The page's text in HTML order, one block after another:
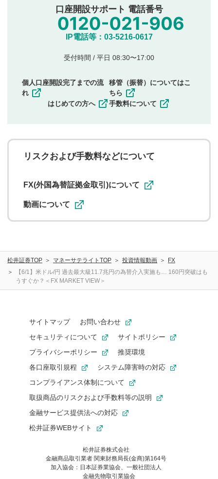
公序良俗に反する内容の投稿
氏名、住所、電話番号など個人を特定できる情報の
他のサイトへの誘導や営利目的、広告・宣伝を目
他者の権利（商標、著作権、その他の知的財産
その他当社が不適切と判断した投稿
一度投稿した評価およびコメントの変更・削除はできま
に関する著作者人格権を行使しないことに同意します。利
用者が投稿したコメントは、当社サービスの広告・宣伝、
ることがあります。
口座開設サポート 電話番号
IP電話等：03-5216-0617
受付時間 / 平日 08:30〜17:00
個人口座開設完了までの流
れ
はじめての方へ
移管（振替）についてはこ
ちら
手数料について
リスクおよび手数料などについて
FX(外国為替証拠金取引)について
動画について
松井証券TOP マネーサテライトTOP 投資情報動画
FX
【6/1】米ドル/円 過去最大級11.7兆円の為替介入実施も… 160円突破はも
うすぐか？＜FX MARKET VIEW＞
サイトマップ
お問い合わせ
セキュリティについて
サイトポリシー
プライバシーポリシー
推奨環境
各口座取引規程
システム障害時の対応
コンプライアンス体制について
取扱商品のリスクおよび手数料等の説明
金融サービス提供法への対応
松井証券WEBサイト
松井証券株式会社
金融商品取引業者 関東財務局長(金商)第164号
加入協会：日本証券業協会、一般社団法人
金融先物取引業協会
お気に入り機能は松井証券の会員限定の機能です。
お気に入り登録いただくと、後からいつでもお気に入りのコンテ